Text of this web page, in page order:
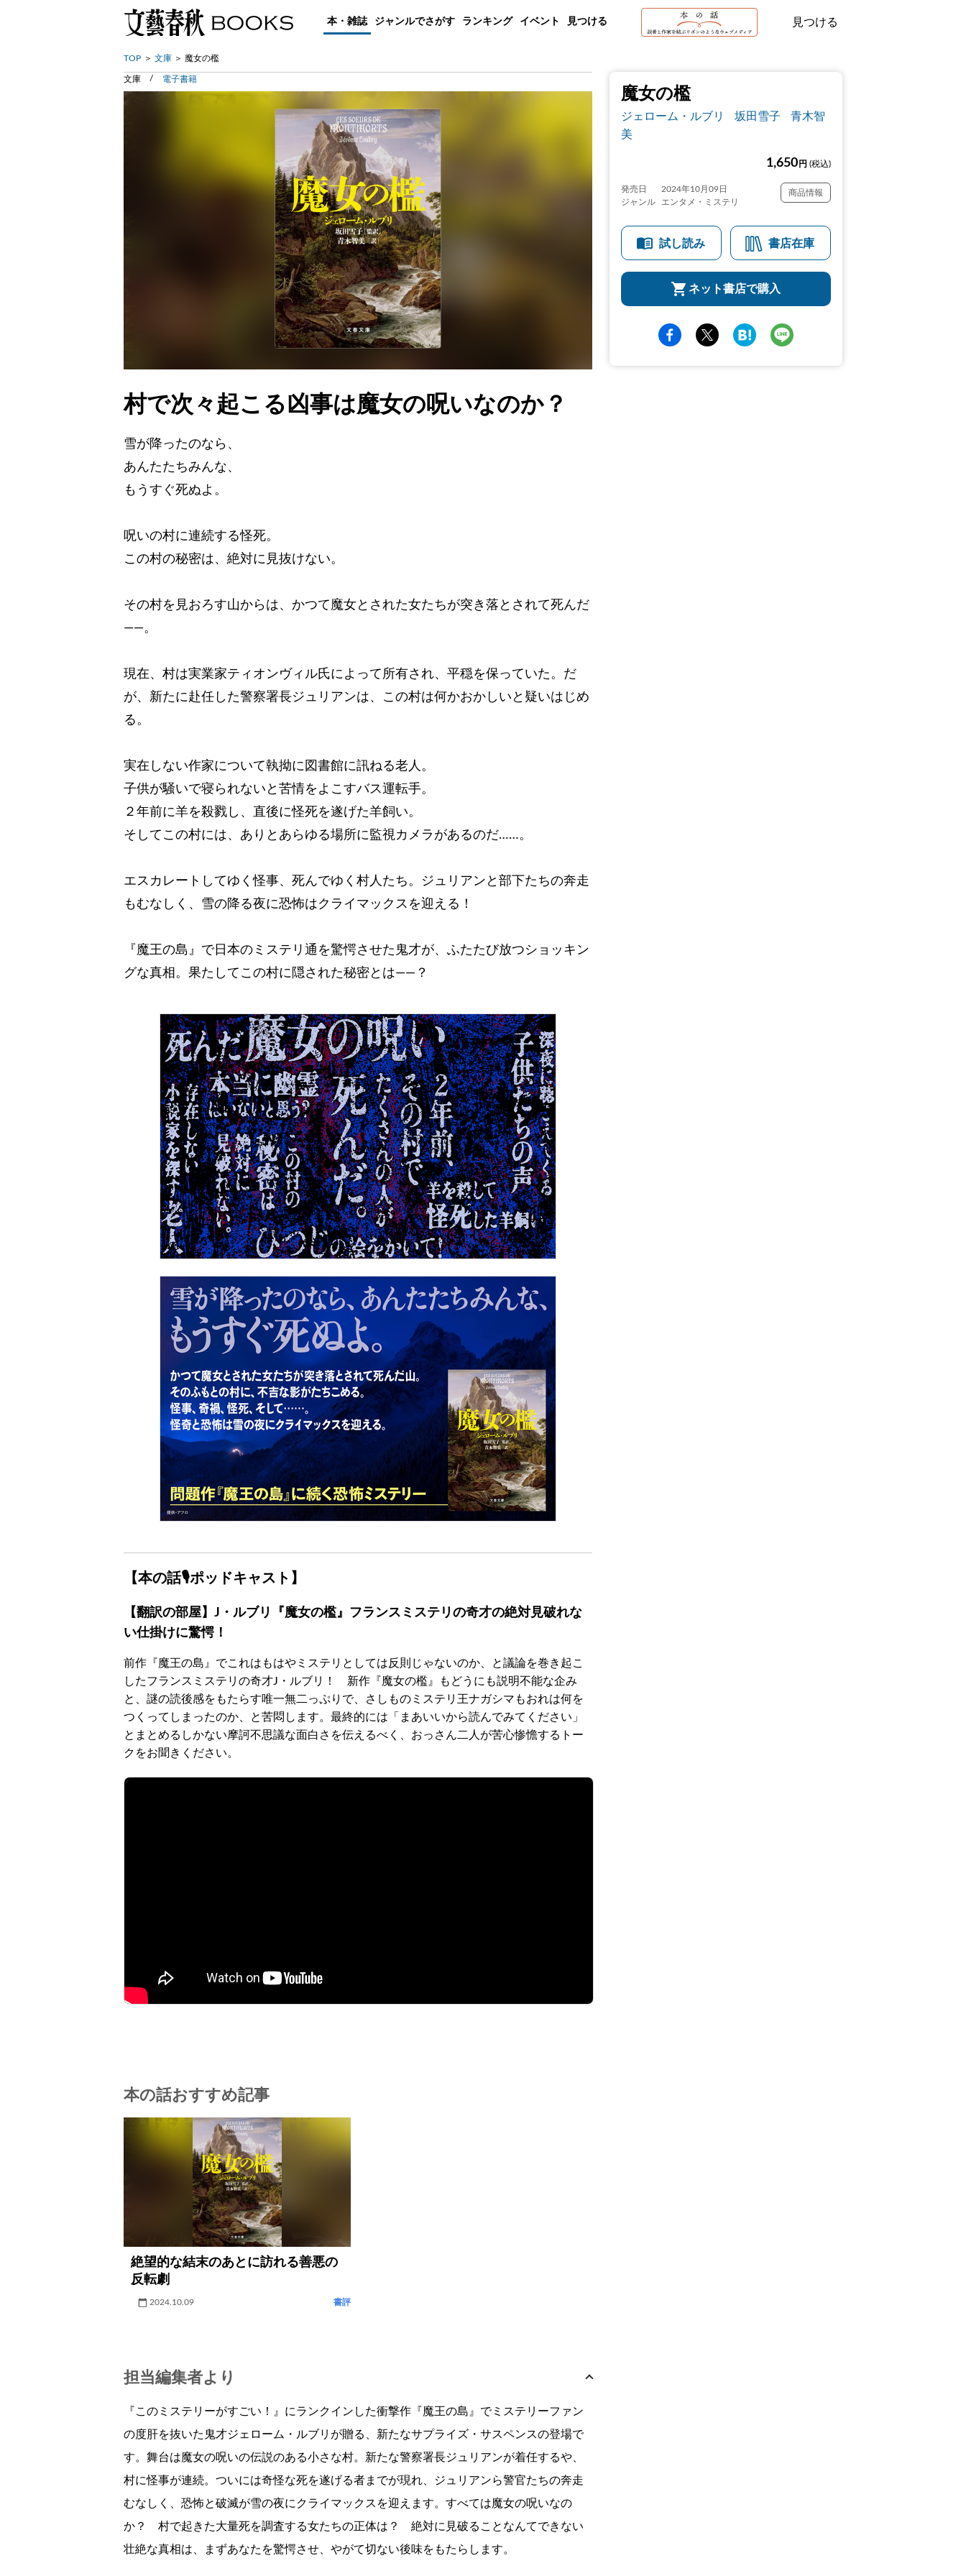
本・雑誌 ジャンルでさがす ランキング イベント 見つける 見つける
TOP 文庫 魔女の檻
魔女の檻
ジェローム・ルブリ 坂田雪子
青木智
美
1,650 円 (税込)
発売日
2024年10月09日
ジャンル
エンタメ・ミステリ
商品情報
試し読み 書店在庫
ネット書店で購入
文庫 電子書籍
村で次々起こる凶事は魔女の呪いなのか？
雪が降ったのなら、
あんたたちみんな、
もうすぐ死ぬよ。
呪いの村に連続する怪死。
この村の秘密は、絶対に見抜けない。
その村を見おろす山からは、かつて魔女とされた女たちが突き落とされて死んだ
――。
現在、村は実業家ティオンヴィル氏によって所有され、平穏を保っていた。だ
が、新たに赴任した警察署長ジュリアンは、この村は何かおかしいと疑いはじめ
る。
実在しない作家について執拗に図書館に訊ねる老人。
子供が騒いで寝られないと苦情をよこすバス運転手。
２年前に羊を殺戮し、直後に怪死を遂げた羊飼い。
そしてこの村には、ありとあらゆる場所に監視カメラがあるのだ……。
エスカレートしてゆく怪事、死んでゆく村人たち。ジュリアンと部下たちの奔走
もむなしく、雪の降る夜に恐怖はクライマックスを迎える！
『魔王の島』で日本のミステリ通を驚愕させた鬼才が、ふたたび放つショッキン
グな真相。果たしてこの村に隠された秘密とは――？
【本の話🎙ポッドキャスト】
【翻訳の部屋】J・ルブリ『魔女の檻』フランスミステリの奇才の絶対見破れな
い仕掛けに驚愕！
前作『魔王の島』でこれはもはやミステリとしては反則じゃないのか、と議論を巻き起こ
したフランスミステリの奇才J・ルブリ！ 新作『魔女の檻』もどうにも説明不能な企み
と、謎の読後感をもたらす唯一無二っぷりで、さしものミステリ王ナガシマもおれは何を
つくってしまったのか、と苦悶します。最終的には「まあいいから読んでみてください」
とまとめるしかない摩訶不思議な面白さを伝えるべく、おっさん二人が苦心惨憺するトー
クをお聞きください。
本の話おすすめ記事
絶望的な結末のあとに訪れる善悪の
反転劇
2024.10.09 書評
担当編集者より
『このミステリーがすごい！』にランクインした衝撃作『魔王の島』でミステリーファン
の度肝を抜いた鬼才ジェローム・ルブリが贈る、新たなサプライズ・サスペンスの登場で
す。舞台は魔女の呪いの伝説のある小さな村。新たな警察署長ジュリアンが着任するや、
村に怪事が連続。ついには奇怪な死を遂げる者までが現れ、ジュリアンら警官たちの奔走
むなしく、恐怖と破滅が雪の夜にクライマックスを迎えます。すべては魔女の呪いなの
か？ 村で起きた大量死を調査する女たちの正体は？ 絶対に見破ることなんてできない
壮絶な真相は、まずあなたを驚愕させ、やがて切ない後味をもたらします。